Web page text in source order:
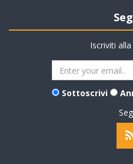
Iscriviti
Sottoscrivi